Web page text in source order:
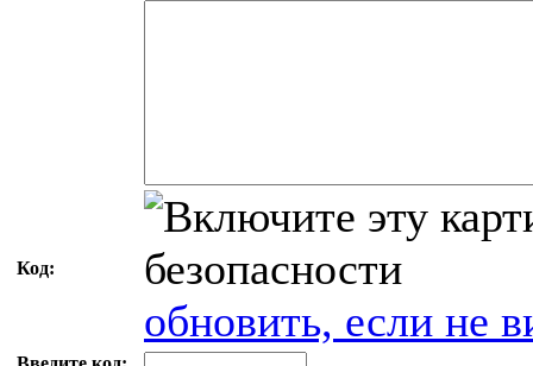
Код:
обновить, если не